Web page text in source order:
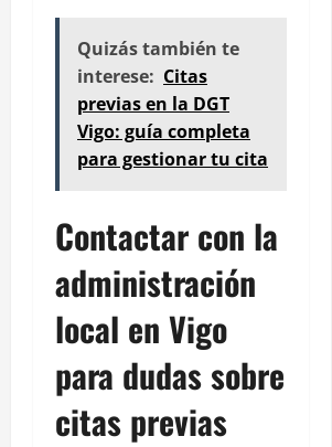
Quizás también te
interese: Citas
previas en la DGT
Vigo: guía completa
para gestionar tu cita
Contactar con la
administración
local en Vigo
para dudas sobre
citas previas